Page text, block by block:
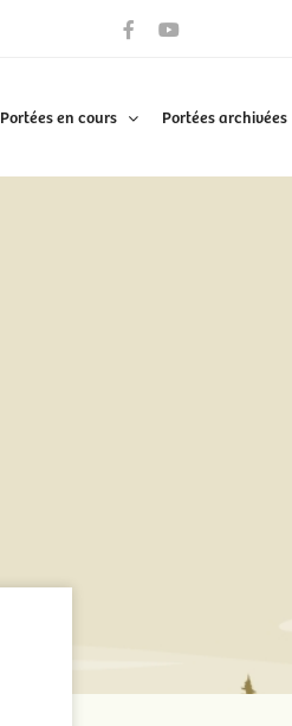
Facebook
Portées en cours Portées archivées